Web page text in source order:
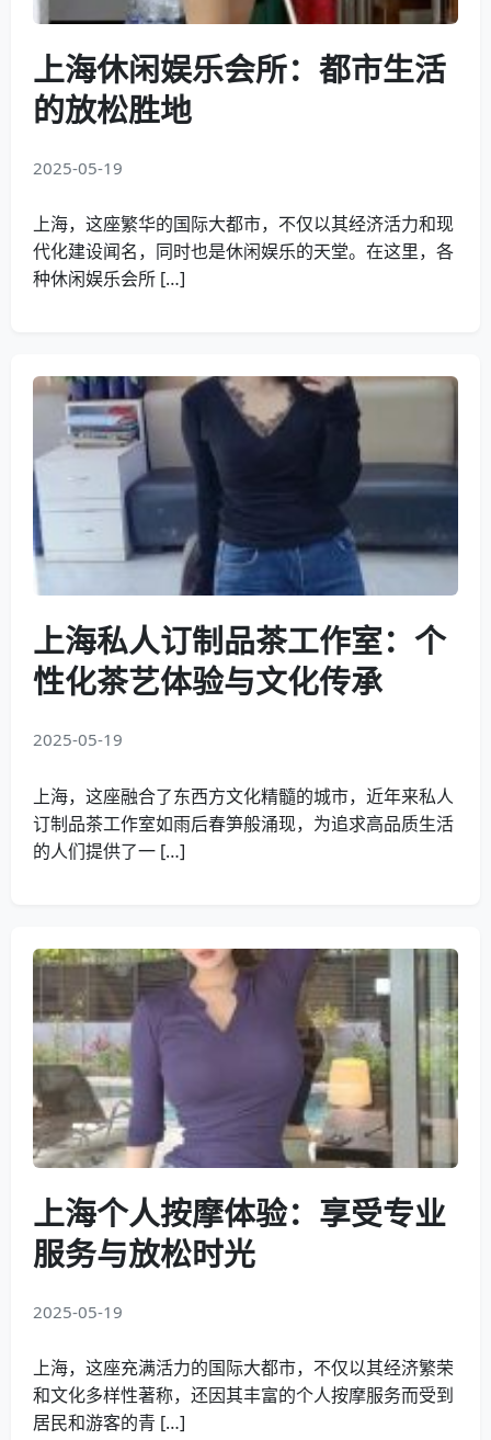
上海休闲娱乐会所：都市生活
的放松胜地
2025-05-19
上海，这座繁华的国际大都市，不仅以其经济活力和现
代化建设闻名，同时也是休闲娱乐的天堂。在这里，各
种休闲娱乐会所 […]
上海私人订制品茶工作室：个
性化茶艺体验与文化传承
2025-05-19
上海，这座融合了东西方文化精髓的城市，近年来私人
订制品茶工作室如雨后春笋般涌现，为追求高品质生活
的人们提供了一 […]
上海个人按摩体验：享受专业
服务与放松时光
2025-05-19
上海，这座充满活力的国际大都市，不仅以其经济繁荣
和文化多样性著称，还因其丰富的个人按摩服务而受到
居民和游客的青 […]